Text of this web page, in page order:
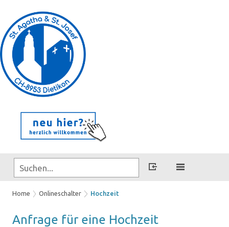
Home Onlineschalter Hochzeit
An­fra­ge für eine Hoch­zeit